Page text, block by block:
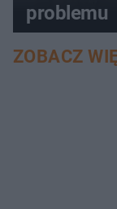
problemu
ZOBACZ